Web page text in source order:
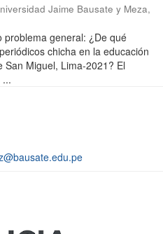
Jaime Bausate y Meza,
problema general: ¿De qué
chicha en la educación
Miguel, Lima-2021? El